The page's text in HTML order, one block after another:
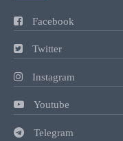
Facebook
Twitter
Instagram
Youtube
Telegram